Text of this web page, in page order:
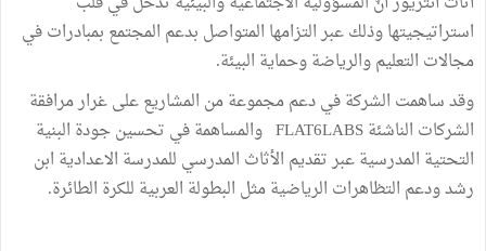
استراتيجيتها وذلك عبر التزامها المتواصل بدعم المجتمع بمبادرات في
مجالات التعليم والرياضة وحماية البيئة.
وقد ساهمت الشركة في دعم مجموعة من المشاريع على غرار مرافقة
الشركات الناشئة FLAT6LABS والمساهمة في تحسين جودة البنية
التحتية المدرسية عبر تقديم الأثاث المدرسي للمدرسة الاعدادية ابن
رشد ودعم التظاهرات الرياضية مثل البطولة العربية للكرة الطائرة.